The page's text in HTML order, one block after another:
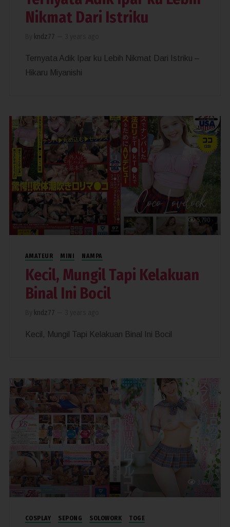
Nikmat Dari Istriku
kndz77
Ternyata Adik Ipar ku Lebih Nikmat Dari Istriku –
Hikaru Miyanishi
5,790
AMATEUR MINI NAMPA
Kecil, Mungil Tapi Kelakuan
Binal Ini Bocil
kndz77
Kecil, Mungil Tapi Kelakuan Binal Ini Bocil
3,657
COSPLAY SEPONG SOLOWORK TOGE